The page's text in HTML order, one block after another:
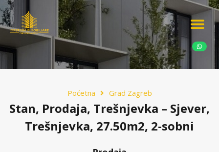
Poćetna Grad Zagreb
Stan, Prodaja, Trešnjevka – Sjever,
Trešnjevka, 27.50m2, 2-sobni